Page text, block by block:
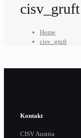
cisv_gruft
Home
cisv_gruft
Kontakt
CISV Austria